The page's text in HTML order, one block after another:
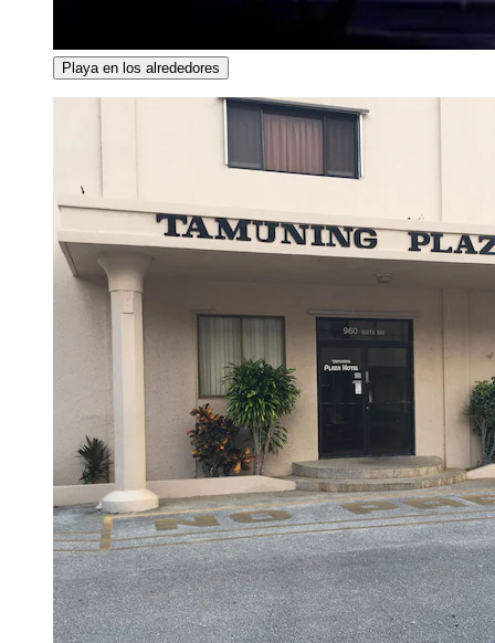
Playa en los alrededores